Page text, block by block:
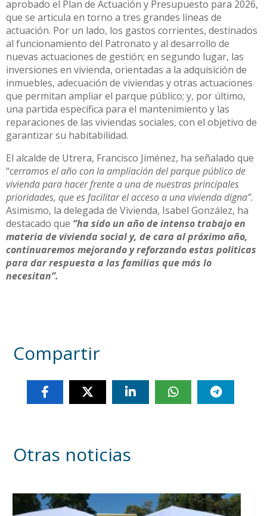
aprobado el Plan de Actuación y Presupuesto para 2026,
que se articula en torno a tres grandes líneas de
actuación. Por un lado, los gastos corrientes, destinados
al funcionamiento del Patronato y al desarrollo de
nuevas actuaciones de gestión; en segundo lugar, las
inversiones en vivienda, orientadas a la adquisición de
inmuebles, adecuación de viviendas y otras actuaciones
que permitan ampliar el parque público; y, por último,
una partida específica para el mantenimiento y las
reparaciones de las viviendas sociales, con el objetivo de
garantizar su habitabilidad.
El alcalde de Utrera, Francisco Jiménez, ha señalado que
“cerramos el año con la ampliación del parque público de
vivienda para hacer frente a una de nuestras principales
prioridades, que es facilitar el acceso a una vivienda digna”.
Asimismo, la delegada de Vivienda, Isabel González, ha
destacado que “ha sido un año de intenso trabajo en
materia de vivienda social y, de cara al próximo año,
continuaremos mejorando y reforzando estas políticas
para dar respuesta a las familias que más lo
necesitan”.
Compartir
Otras noticias